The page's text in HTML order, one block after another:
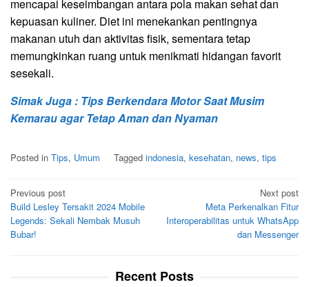
mencapai keseimbangan antara pola makan sehat dan
kepuasan kuliner. Diet ini menekankan pentingnya
makanan utuh dan aktivitas fisik, sementara tetap
memungkinkan ruang untuk menikmati hidangan favorit
sesekali.
Simak Juga : Tips Berkendara Motor Saat Musim
Kemarau agar Tetap Aman dan Nyaman
Posted in Tips, Umum Tagged indonesia, kesehatan, news, tips
Post
navigation
Previous post
Build Lesley Tersakit 2024 Mobile
Legends: Sekali Nembak Musuh
Bubar!
Next post
Meta Perkenalkan Fitur
Interoperabilitas untuk WhatsApp
dan Messenger
Recent Posts